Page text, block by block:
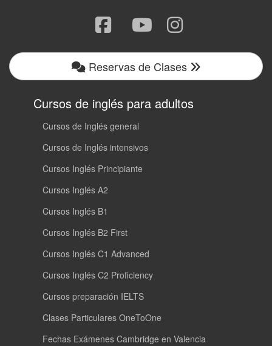
Reservas de Clases
Cursos de inglés para adultos
Cursos de Inglés general
Cursos de Inglés intensivos
Cursos Inglés Principiante
Cursos Inglés A2
Cursos Inglés B1
Cursos Inglés B2 First
Cursos Inglés C1 Advanced
Cursos Inglés C2 Proficiency
Cursos preparación IELTS
Clases Particulares OneToOne
Fechas Exámenes Cambridge en Valencia